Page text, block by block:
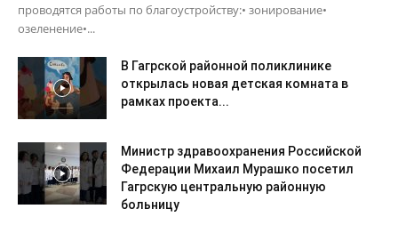
проводятся работы по благоустройству:• зонирование•
озеленение•...
В Гагрской районной поликлинике
открылась новая детская комната в
рамках проекта...
Министр здравоохранения Российской
Федерации Михаил Мурашко посетил
Гагрскую центральную районную
больницу